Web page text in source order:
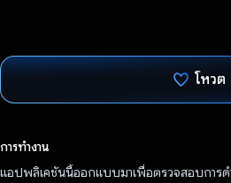
โหวต
การทำงาน
แอปพลิเคชันนี้ออกแบบมาเพื่อตรวจสอบการดํ